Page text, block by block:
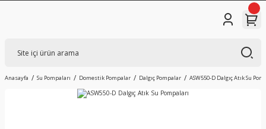
Anasayfa Su Pompaları Domestik Pompalar Dalgıç Pompalar ASW550-D Dalgıç Atık Su